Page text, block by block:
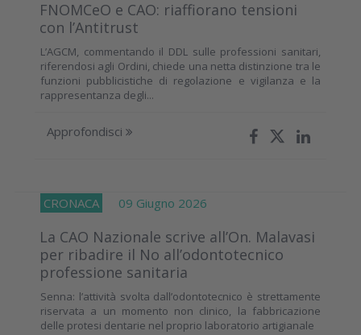
FNOMCeO e CAO: riaffiorano tensioni
con l’Antitrust
L’AGCM, commentando il DDL sulle professioni sanitari,
riferendosi agli Ordini, chiede una netta distinzione tra le
funzioni pubblicistiche di regolazione e vigilanza e la
rappresentanza degli...
Approfondisci
CRONACA 09 Giugno 2026
La CAO Nazionale scrive all’On. Malavasi
per ribadire il No all’odontotecnico
professione sanitaria
Senna: l’attività svolta dall’odontotecnico è strettamente
riservata a un momento non clinico, la fabbricazione
delle protesi dentarie nel proprio laboratorio artigianale